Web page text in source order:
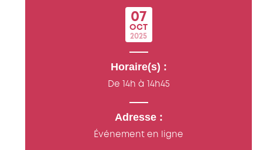
07
OCT
2025
Horaire(s) :
De 14h à 14h45
Adresse :
Événement en ligne